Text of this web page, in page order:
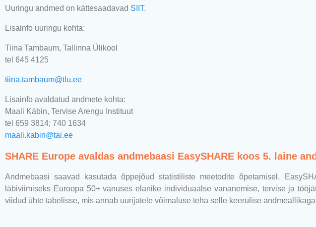
Uuringu andmed on kättesaadavad SIIT.
Lisainfo uuringu kohta:
Tiina Tambaum, Tallinna Ülikool
tel 645 4125
tiina.tambaum@tlu.ee
Lisainfo avaldatud andmete kohta:
Maali Käbin, Tervise Arengu Instituut
tel 659 3814; 740 1634
maali.kabin@tai.ee
SHARE Europe avaldas andmebaasi EasySHARE koos 5. laine
Andmebaasi saavad kasutada õppejõud statistiliste meetodite õpetamisel.
läbiviimiseks Euroopa 50+ vanuses elanike individuaalse vananemise, tervise ja
viidud ühte tabelisse, mis annab uurijatele võimaluse teha selle keerulise